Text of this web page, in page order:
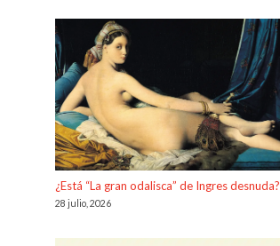
¿Está “La gran odalisca” de Ingres desnuda?
28 julio, 2026